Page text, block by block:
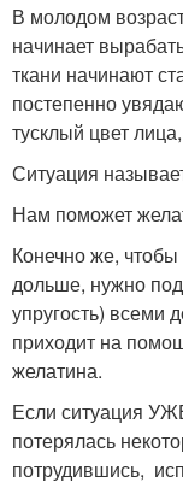
В молодом
начинает
ткани начинают
постепенно
тусклый цвет
Ситуация
Нам поможет
Конечно же,
дольше, нужно
упругость) всеми
приходит на
желатина.
Если ситуация
потерялась
потрудившись,